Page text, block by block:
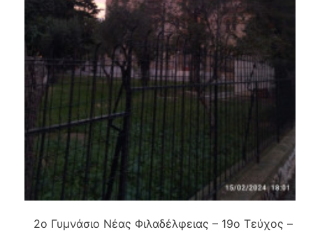
2o Γυμνάσιο Νέας Φιλαδέλφειας – 19o Τεύχος –